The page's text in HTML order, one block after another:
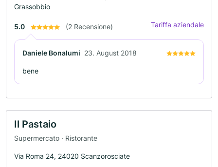
Grassobbio
5.0 (2 Recensione) Tariffa aziendale
Daniele Bonalumi 23. August 2018
bene
Il Pastaio
Supermercato · Ristorante
Via Roma 24, 24020 Scanzorosciate